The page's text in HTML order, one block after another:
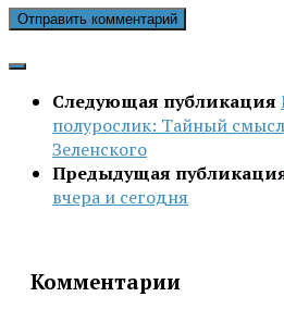
Следующая публикация
полурослик: Тайный
Зеленского
Предыдущая
вчера и сегодня
Комментарии